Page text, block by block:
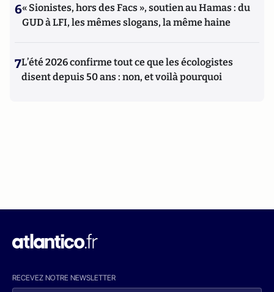
6« Sionistes, hors des Facs », soutien au Hamas : du
GUD à LFI, les mêmes slogans, la même haine
7L’été 2026 confirme tout ce que les écologistes
disent depuis 50 ans : non, et voilà pourquoi
RECEVEZ NOTRE NEWSLETTER